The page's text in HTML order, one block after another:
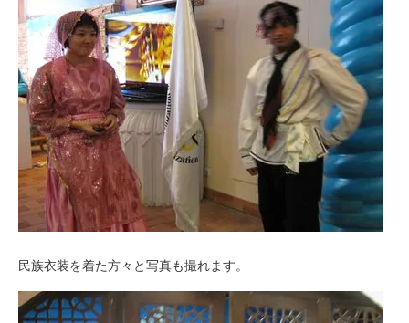
民族衣装を着た方々と写真も撮れます。